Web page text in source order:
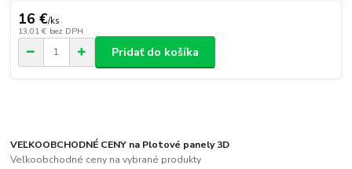
16 €/ks
13,01 € bez DPH
Pridať do košíka
VEĽKOOBCHODNÉ CENY na Plotové panely 3D
Veľkoobchodné ceny na vybrané produkty